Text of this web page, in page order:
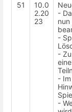
51
10.0
2.20
23
-
-
-
-
-